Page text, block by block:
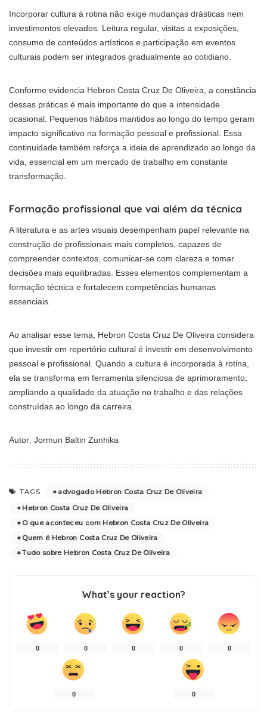
Incorporar cultura à rotina não exige mudanças drásticas nem
investimentos elevados. Leitura regular, visitas a exposições,
consumo de conteúdos artísticos e participação em eventos
culturais podem ser integrados gradualmente ao cotidiano.
Conforme evidencia Hebron Costa Cruz De Oliveira, a constância
dessas práticas é mais importante do que a intensidade
ocasional. Pequenos hábitos mantidos ao longo do tempo geram
impacto significativo na formação pessoal e profissional. Essa
continuidade também reforça a ideia de aprendizado ao longo da
vida, essencial em um mercado de trabalho em constante
transformação.
Formação profissional que vai além da técnica
A literatura e as artes visuais desempenham papel relevante na
construção de profissionais mais completos, capazes de
compreender contextos, comunicar-se com clareza e tomar
decisões mais equilibradas. Esses elementos complementam a
formação técnica e fortalecem competências humanas
essenciais.
Ao analisar esse tema, Hebron Costa Cruz De Oliveira considera
que investir em repertório cultural é investir em desenvolvimento
pessoal e profissional. Quando a cultura é incorporada à rotina,
ela se transforma em ferramenta silenciosa de aprimoramento,
ampliando a qualidade da atuação no trabalho e das relações
construídas ao longo da carreira.
Autor: Jormun Baltin Zunhika
TAGS:
advogado Hebron Costa Cruz De Oliveira
Hebron Costa Cruz De Oliveira
O que aconteceu com Hebron Costa Cruz De Oliveira
Quem é Hebron Costa Cruz De Oliveira
Tudo sobre Hebron Costa Cruz De Oliveira
What’s your reaction?
0 0 0 0 0
0 0